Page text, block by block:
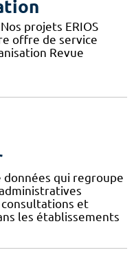
projets ERIOS
offre de service
Revue
données qui regroupe
consultations et
les établissements